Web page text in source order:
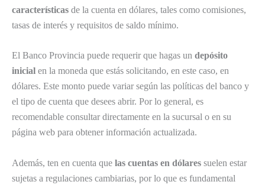
características de la cuenta en dólares, tales como comisiones,
tasas de interés y requisitos de saldo mínimo.
El Banco Provincia puede requerir que hagas un depósito
inicial en la moneda que estás solicitando, en este caso, en
dólares. Este monto puede variar según las políticas del banco y
el tipo de cuenta que desees abrir. Por lo general, es
recomendable consultar directamente en la sucursal o en su
página web para obtener información actualizada.
Además, ten en cuenta que las cuentas en dólares suelen estar
sujetas a regulaciones cambiarias, por lo que es fundamental